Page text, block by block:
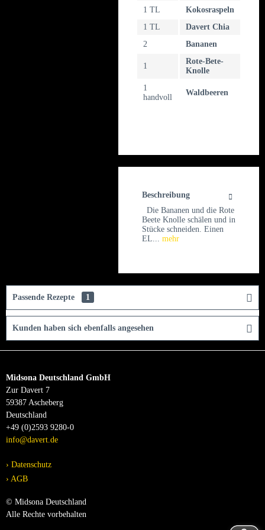
1 TL
Kokosraspeln
1 TL
Davert Chia
2
Bananen
1
Rote-Bete-
Knolle
1
handvoll
Waldbeeren
Beschreibung
Die Bananen und die Rote
Beete Knolle schälen und in
Stücke schneiden. Einen
EL... mehr
Passende Rezepte 1
Kunden haben sich ebenfalls angesehen
Midsona Deutschland GmbH
Zur Davert 7
59387 Ascheberg
Deutschland
+49 (0)2593 9280-0
info@davert.de
Datenschutz
AGB
© Midsona Deutschland
Alle Rechte vorbehalten